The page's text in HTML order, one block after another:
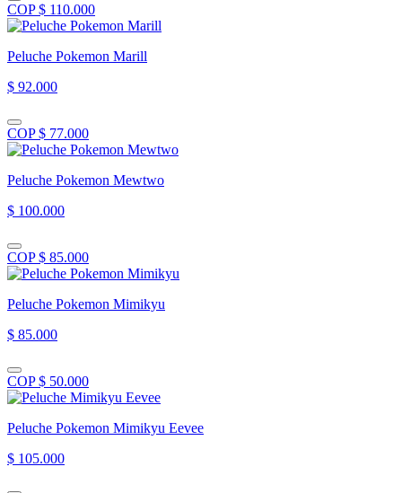
COP $ 110.000
Peluche Pokemon Marill
$ 92.000
COP $ 77.000
Peluche Pokemon Mewtwo
$ 100.000
COP $ 85.000
Peluche Pokemon Mimikyu
$ 85.000
COP $ 50.000
Peluche Pokemon Mimikyu Eevee
$ 105.000